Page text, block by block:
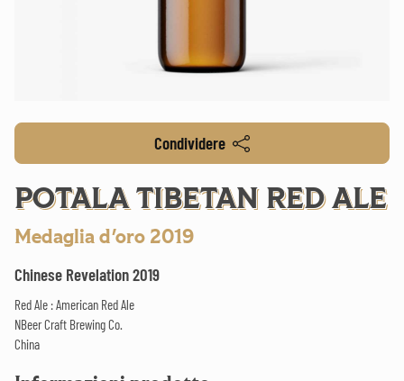
Condividere
POTALA TIBETAN RED ALE
Medaglia d'oro 2019
Chinese Revelation 2019
Red Ale : American Red Ale
NBeer Craft Brewing Co.
China